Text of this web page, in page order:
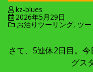
kz-blues
2026年5月29日
お泊りツーリング, ツ
さて、5連休2日目。
グ